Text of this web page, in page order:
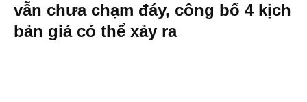
vẫn chưa chạm đáy, công bố 4 kịch
bản giá có thể xảy ra